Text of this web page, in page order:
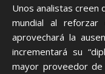
Unos analistas creen
mundial al reforzar
aprovechará la
incrementará su
mayor proveedor